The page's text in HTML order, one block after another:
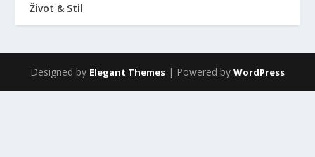
Život & Stil
Designed by Elegant Themes | Powered by WordPress